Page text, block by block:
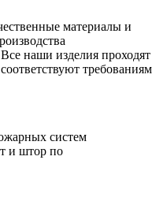
материалы и
наши изделия проходят
требованиям
систем
и штор по